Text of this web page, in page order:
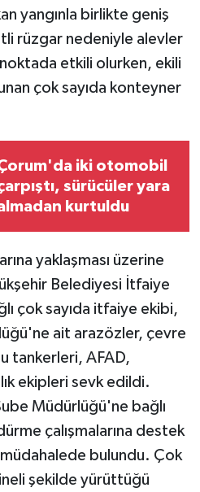
yangınla birlikte geniş
rüzgar nedeniyle alevler
etkili olurken, ekili
çok sayıda konteyner
iki otomobil
sürücüler yara
kurtuldu
yaklaşması üzerine
Belediyesi İtfaiye
çok sayıda itfaiye ekibi,
ait arazözler, çevre
tankerleri, AFAD,
ekipleri sevk edildi.
Müdürlüğü'ne bağlı
çalışmalarına destek
bulundu. Çok
şekilde yürüttüğü